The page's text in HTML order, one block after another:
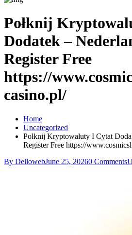
Połknij
Dodatek –
Register Free
https://
casino.pl/
Home
Uncategorized
Połknij Kryptowaluty I Cytat
Register Free https://
By DellowebJune 25, 20260 Comments